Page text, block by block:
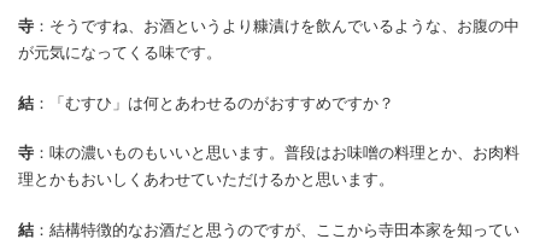
寺 ：そうですね、お酒というより糠漬けを飲んでいるような、お腹の中
が元気になってくる味です。
結 ：「むすひ」は何とあわせるのがおすすめですか？
寺 ：味の濃いものもいいと思います。普段はお味噌の料理とか、お肉料
理とかもおいしくあわせていただけるかと思います。
結 ：結構特徴的なお酒だと思うのですが、ここから寺田本家を知ってい